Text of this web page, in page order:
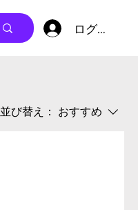
ログイン
並び替え： おすすめ